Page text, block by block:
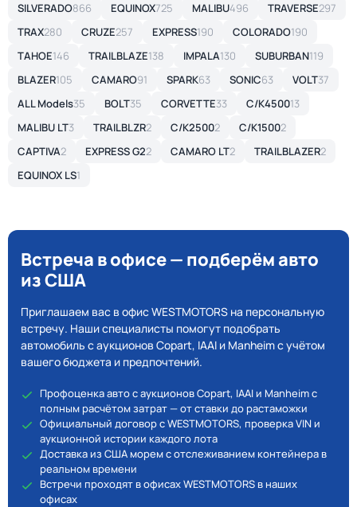
SILVERADO866 EQUINOX725 MALIBU496 TRAVERSE297
TRAX280 CRUZE257 EXPRESS190 COLORADO190
TAHOE146 TRAILBLAZE138 IMPALA130 SUBURBAN119
BLAZER105 CAMARO91 SPARK63 SONIC63 VOLT37
ALL Models35 BOLT35 CORVETTE33 C/K450013
MALIBU LT3 TRAILBLZR2 C/K25002 C/K15002
CAPTIVA2 EXPRESS G22 CAMARO LT2 TRAILBLAZER2
EQUINOX LS1
Встреча в офисе — подберём авто
из США
Приглашаем вас в офис WESTMOTORS на персональную
встречу. Наши специалисты помогут подобрать
автомобиль с аукционов Copart, IAAI и Manheim с учётом
вашего бюджета и предпочтений.
Профоценка авто с аукционов Copart, IAAI и Manheim с
полным расчётом затрат — от ставки до растаможки
Официальный договор с WESTMOTORS, проверка VIN и
аукционной истории каждого лота
Доставка из США морем с отслеживанием контейнера в
реальном времени
Встречи проходят в офисах WESTMOTORS в наших
офисах